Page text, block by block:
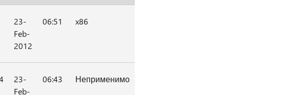
23-
Feb-
2012
06:51 x86
23-
Feb-
06:43 Неприменимо